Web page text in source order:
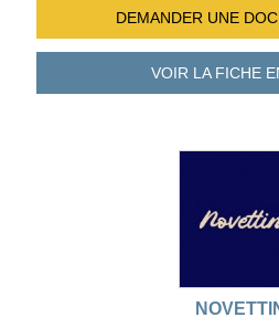
DEMANDER UNE
VOIR LA FICHE